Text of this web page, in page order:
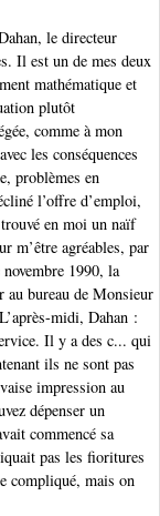
le directeur
Il est un de mes deux
mathématique et
plutôt
comme à mon
les conséquences
problèmes en
l’offre d’emploi,
en moi un naïf
m’être agréables, par
1990, la
au bureau de Monsieur
midi, Dahan :
Il y a des c... qui
ils ne sont pas
impression au
dépenser un
commencé sa
pas les fioritures
compliqué, mais on